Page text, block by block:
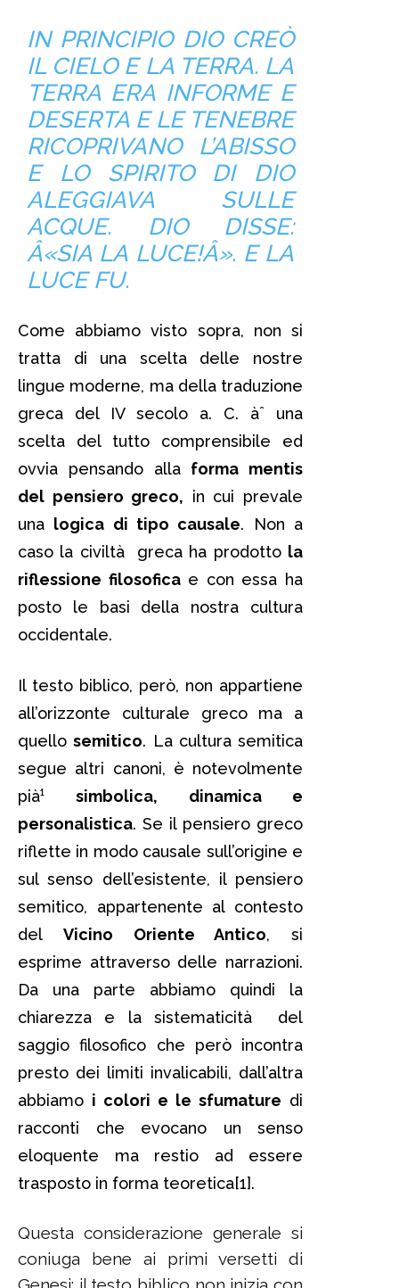
IN PRINCIPIO DIO CREÒ
IL CIELO E LA TERRA. LA
TERRA ERA INFORME E
DESERTA E LE TENEBRE
RICOPRIVANO L’ABISSO
E LO SPIRITO DI DIO
ALEGGIAVA SULLE
ACQUE. DIO DISSE:
Â«SIA LA LUCE!Â». E LA
LUCE FU.
Come abbiamo visto sopra, non si
tratta di una scelta delle nostre
lingue moderne, ma della traduzione
greca del IV secolo a. C. àˆ una
scelta del tutto comprensibile ed
ovvia pensando alla forma mentis
del pensiero greco, in cui prevale
una logica di tipo causale. Non a
caso la civiltà greca ha prodotto la
riflessione filosoficae con essa ha
posto le basi della nostra cultura
occidentale.
Il testo biblico, però, non appartiene
all’orizzonte culturale greco ma a
quellosemitico. La cultura semitica
segue altri canoni, è notevolmente
pià¹simbolica, dinamica e
personalistica. Se il pensiero greco
riflette in modo causale sull’origine e
sul senso dell’esistente, il pensiero
semitico, appartenente al contesto
del Vicino Oriente Antico, si
esprime attraverso delle narrazioni.
Da una parte abbiamo quindi la
chiarezza e la sistematicità del
saggio filosofico che però incontra
presto dei limiti invalicabili, dall’altra
abbiamo i colori e le sfumature di
racconti che evocano un senso
eloquente ma restio ad essere
trasposto in forma teoretica[1].
Questa considerazione generale si
coniuga bene ai primi versetti di